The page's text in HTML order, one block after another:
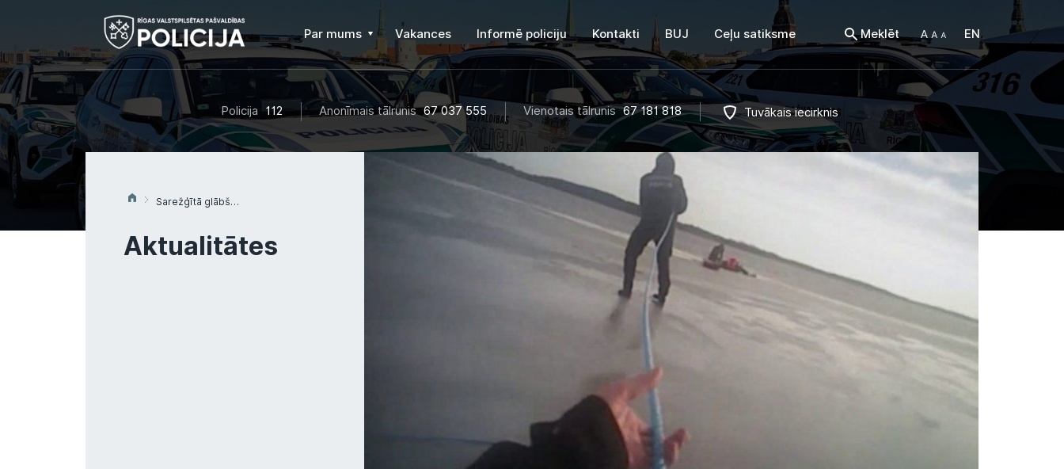
Par mums Vakances Informē policiju Kontakti BUJ Ceļu satiksme Meklēt EN
Policija 112 Anonīmais tālrunis 67 037 555 Vienotais tālrunis 67 181 818 Tuvākais iecirknis
Sarežģītā glābšanas operācijā izglābta Ķīšezera ledū ielūzusi sieviete
Aktualitātes